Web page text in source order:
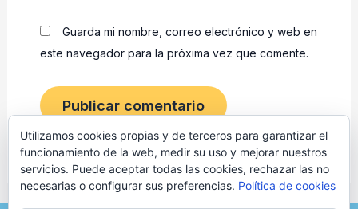
Guarda mi nombre, correo electrónico y web en
este navegador para la próxima vez que comente.
Utilizamos cookies propias y de terceros para garantizar el
funcionamiento de la web, medir su uso y mejorar nuestros
servicios. Puede aceptar todas las cookies, rechazar las no
necesarias o configurar sus preferencias. Política de cookies